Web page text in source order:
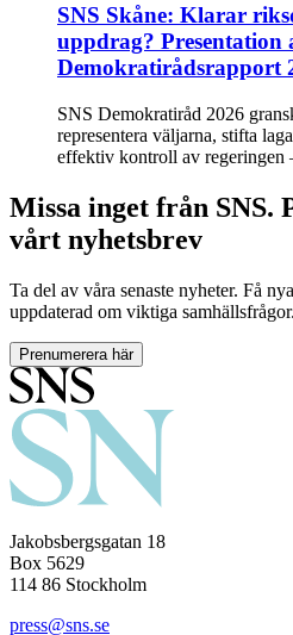
SNS Skåne: Klarar
uppdrag? Presentation
Demokratirådsrapport
SNS Demokratiråd 2026
representera väljarna, stifta
effektiv kontroll av regeringen
Missa inget från SNS.
vårt nyhetsbrev
Ta del av våra senaste nyheter. Få
uppdaterad om viktiga samhällsfrågor.
Prenumerera här
Jakobsbergsgatan 18
Box 5629
114 86 Stockholm
press@sns.se